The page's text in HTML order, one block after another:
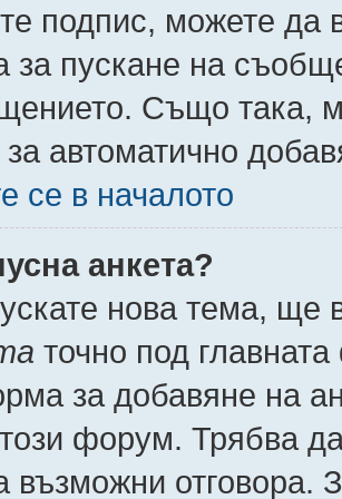
подпис, можете да
за пускане на
Също така,
автоматично
се в началото
анкета?
нова тема,
точно под
за добавяне на
форум. Трябва
възможни отговора.